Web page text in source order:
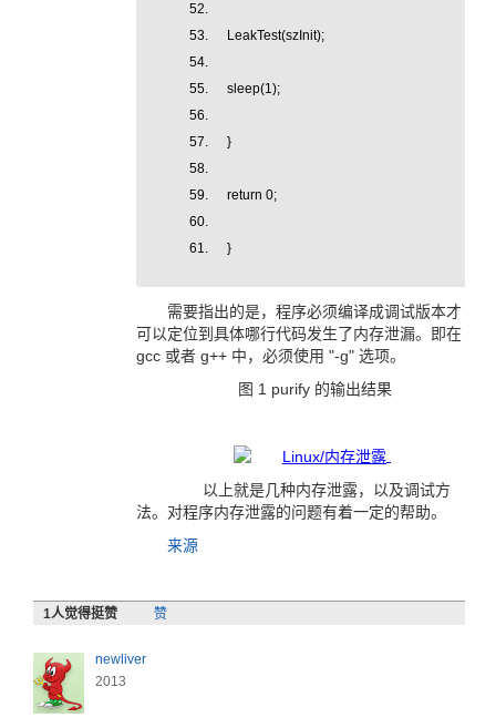
LeakTest(szInit);
sleep(1);
}
return 0;
}
需要指出的是，程序必须编译成调试版本才
可以定位到具体哪行代码发生了内存泄漏。即在
gcc 或者 g++ 中，必须使用 "-g" 选项。
图 1 purify 的输出结果
以上就是几种内存泄露，以及调试方
法。对程序内存泄露的问题有着一定的帮助。
来源
1人觉得挺赞 赞
newliver
2013